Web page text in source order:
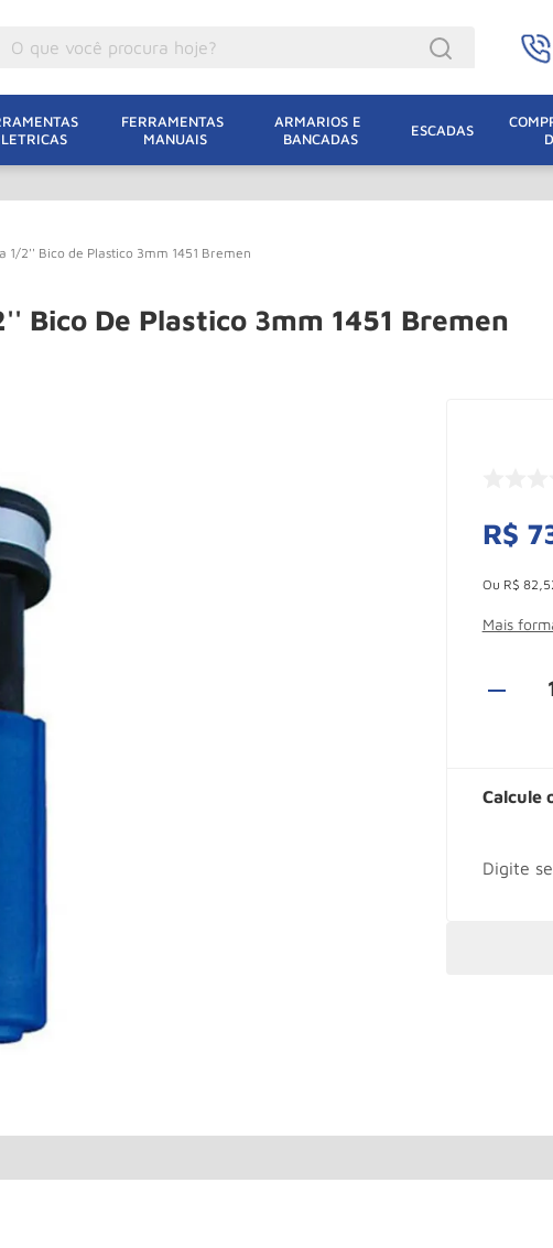
FERRAMENTAS
MANUAIS
ARMARIOS E
BANCADAS
ESCADAS
1/2'' Bico de Plastico 3mm 1451 Bremen
Bico De Plastico 3mm 1451 Bremen
R$
Ou R$ 82
Mais
Calcule
1º Macacos
6 Guincho